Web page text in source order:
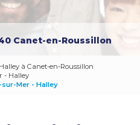
Canet-en-Roussillon
à Canet-en-Roussillon
- Halley
Mer - Halley